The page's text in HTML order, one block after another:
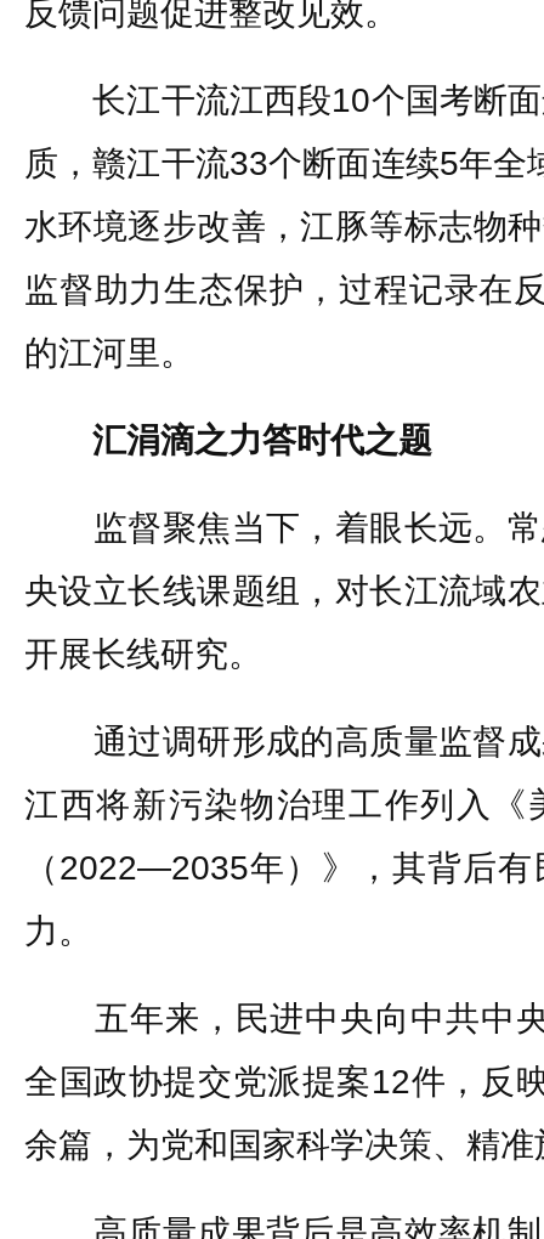
反馈问题促进整改见效。
长江干流江西段10个国考断面
质，赣江干流33个断面连续5年全
水环境逐步改善，江豚等标志物
监督助力生态保护，过程记录在
的江河里。
汇涓滴之力答时代之题
监督聚焦当下，着眼长远。常
央设立长线课题组，对长江流域
开展长线研究。
通过调研形成的高质量监督成
江西将新污染物治理工作列入《
（2022—2035年）》，其背后
力。
五年来，民进中央向中共中
全国政协提交党派提案12件，反
余篇，为党和国家科学决策、精